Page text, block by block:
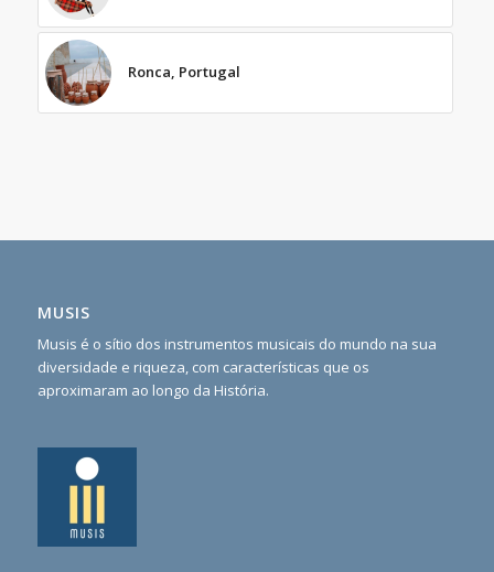
Ronca, Portugal
MUSIS
Musis é o sítio dos instrumentos musicais do mundo na sua
diversidade e riqueza, com características que os
aproximaram ao longo da História.